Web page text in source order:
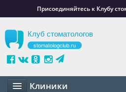
Присоединяйтесь к Клубу
Клуб стоматологов
stomatologclub.ru
Клиники